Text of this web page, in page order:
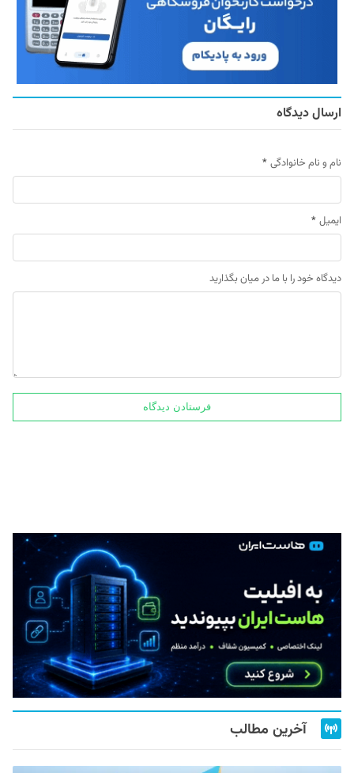
ارسال دیدگاه
نام و نام خانوادگی *
ایمیل *
دیدگاه خود را با ما در میان بگذارید
آخرین مطالب